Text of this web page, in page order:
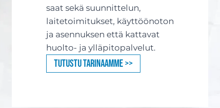
saat sekä suunnittelun,
laitetoimitukset, käyttöönoton
ja asennuksen että kattavat
huolto- ja ylläpitopalvelut.
Tutustu tarinaamme >>